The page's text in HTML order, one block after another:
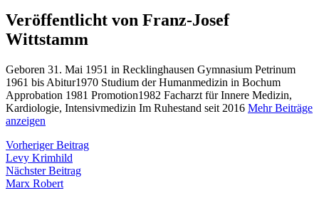
Veröffentlicht von Franz-Josef
Wittstamm
Geboren 31. Mai 1951 in Recklinghausen Gymnasium Petrinum
1961 bis Abitur1970 Studium der Humanmedizin in Bochum
Approbation 1981 Promotion1982 Facharzt für Innere Medizin,
Kardiologie, Intensivmedizin Im Ruhestand seit 2016 Mehr Beiträge
anzeigen
Beitragsnavigation
Vorheriger BeitragVorheriger
Levy Krimhild
Nächster BeitragNächster
Marx Robert